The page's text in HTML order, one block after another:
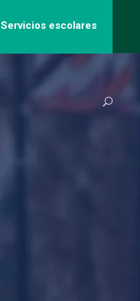
Servicios escolares